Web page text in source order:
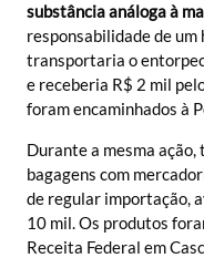
substância análoga à
responsabilidade de um
transportaria o
e receberia R$ 2 mil
foram encaminhados à
Durante a mesma
bagagens com
de regular importação,
10 mil. Os produtos
Receita Federal em